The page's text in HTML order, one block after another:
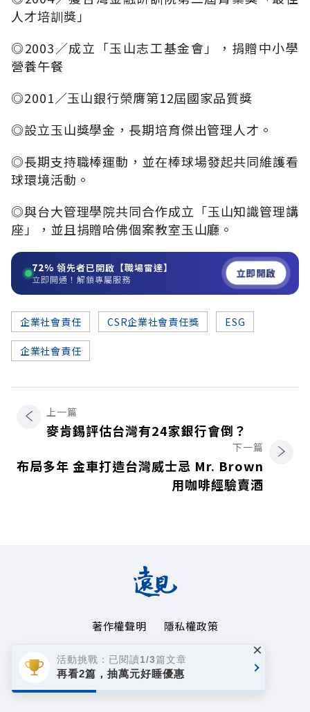
人才培訓獎」
◎2003／成立「玉山志工基金會」，捐贈中小學
營養午餐
◎2001／玉山銀行榮膺第12屆國家品質獎
◎設立玉山獎學金，長期培育傑出管理人才。
◎長期支持職棒運動，並在棒球場發起共同維護看
球環境活動。
◎與台大管理學院共同合作成立「玉山知識管理講
座」，並且捐贈哈佛個案教室玉山廳。
72% 領先者已開啟【職場雷達】
立即開通！解鎖專屬服務 立即開啟
企業社會責任 CSR企業社會責任獎 ESG
企業社會責任
上一篇
麥肯錫評估台灣有24家銀行會倒？
下一篇
布局多年 金車打造台灣威士忌 Mr. Brown
用咖啡經驗賣酒
著作權聲明
隱私權政策
Copyright© 1999~2026
遠見天下文化事業群. All rights reserved.
活動挑戰：已閱讀1/3篇文章
再看2篇，抽萬元好睡優惠
×